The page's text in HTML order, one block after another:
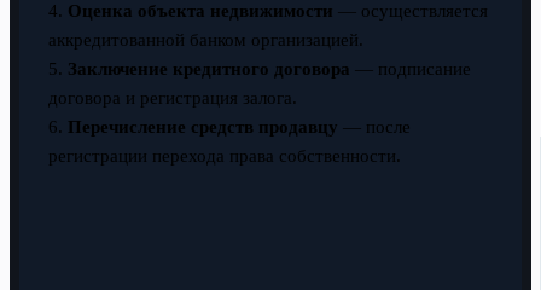
4. Оценка объекта недвижимости — осуществляется
аккредитованной банком организацией.
5. Заключение кредитного договора — подписание
договора и регистрация залога.
6. Перечисление средств продавцу — после
регистрации перехода права собственности.